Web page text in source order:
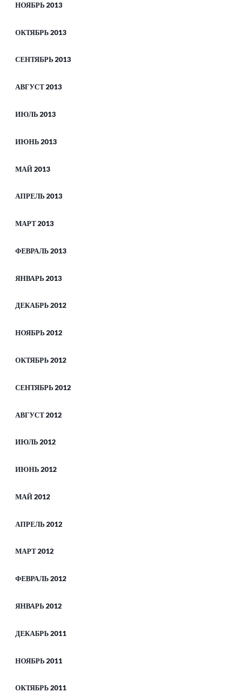
НОЯБРЬ 2013
ОКТЯБРЬ 2013
СЕНТЯБРЬ 2013
АВГУСТ 2013
ИЮЛЬ 2013
ИЮНЬ 2013
МАЙ 2013
АПРЕЛЬ 2013
МАРТ 2013
ФЕВРАЛЬ 2013
ЯНВАРЬ 2013
ДЕКАБРЬ 2012
НОЯБРЬ 2012
ОКТЯБРЬ 2012
СЕНТЯБРЬ 2012
АВГУСТ 2012
ИЮЛЬ 2012
ИЮНЬ 2012
МАЙ 2012
АПРЕЛЬ 2012
МАРТ 2012
ФЕВРАЛЬ 2012
ЯНВАРЬ 2012
ДЕКАБРЬ 2011
НОЯБРЬ 2011
ОКТЯБРЬ 2011